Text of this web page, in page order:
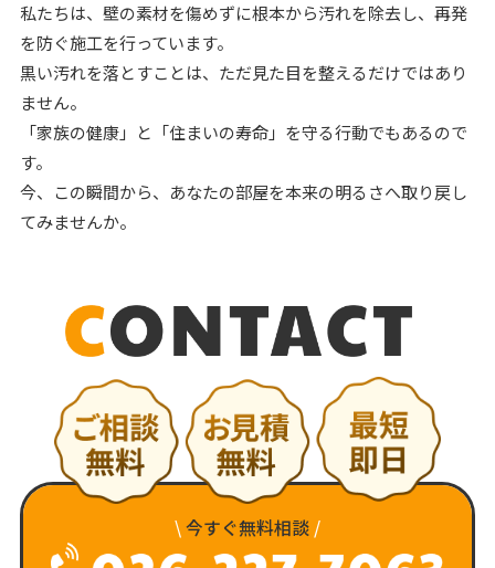
私たちは、壁の素材を傷めずに根本から汚れを除去し、再発
を防ぐ施工を行っています。
黒い汚れを落とすことは、ただ見た目を整えるだけではあり
ません。
「家族の健康」と「住まいの寿命」を守る行動でもあるので
す。
今、この瞬間から、あなたの部屋を本来の明るさへ取り戻し
てみませんか。
\今すぐ無料相談 /